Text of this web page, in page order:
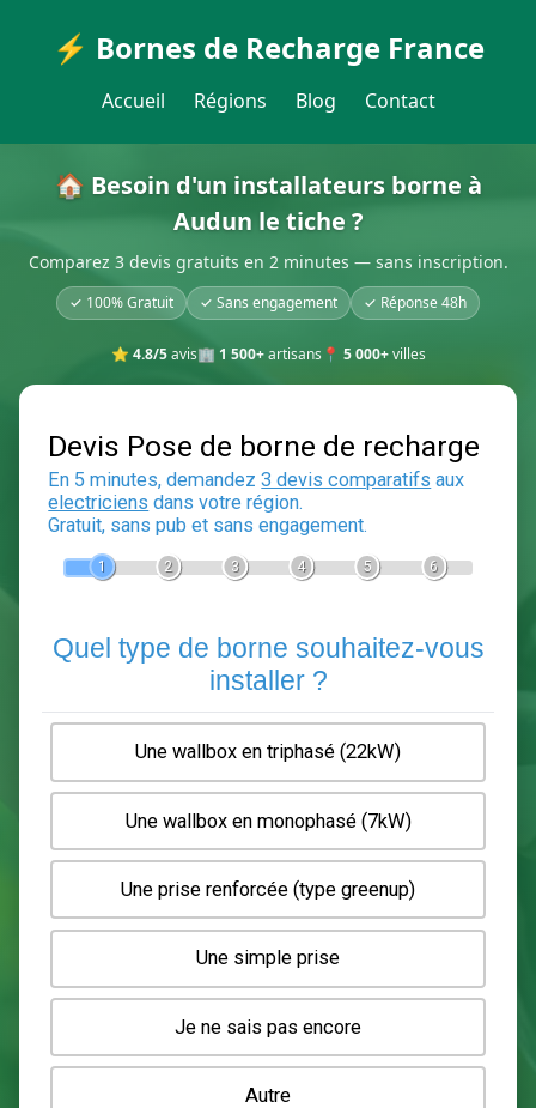
⚡ Bornes de Recharge France
Accueil Régions Blog Contact
🏠 Besoin d'un installateurs borne à
Audun le tiche ?
Comparez 3 devis gratuits en 2 minutes — sans inscription.
✓ 100% Gratuit ✓ Sans engagement ✓ Réponse 48h
⭐ 4.8/5avis🏢 1 500+artisans 📍 5 000+villes
Devis Pose de borne de
En 5 minutes, demandez3 devis comparatifs
Gratuit, sans pub et sans engagement.
2 3 6
Quel type de borne souhaitez-
installer ?
Une wallbox en triphasé (22kW)
Une wallbox en monophasé (7kW)
Une prise renforcée (type greenup)